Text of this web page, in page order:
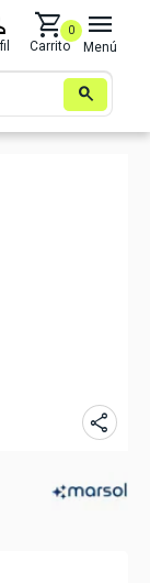
search
shopping_cart
Carrito
0 menu
Menú
share